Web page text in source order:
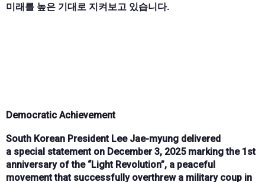
미래를 높은 기대로 지켜보고 있습니다.
Democratic Achievement
South Korean President Lee Jae-myung delivered
a special statement on December 3, 2025marking the 1st
anniversaryof the “Light Revolution”, a peaceful
movement that successfully overthrew a military coup in